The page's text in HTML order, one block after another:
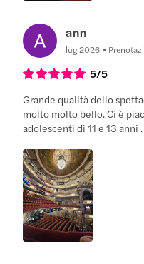
ann
lug 2026
5/5
Grande qualità dello
molto molto bello. Ci è
adolescenti di 11 e 13 anni .